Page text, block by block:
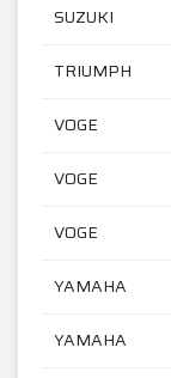
SUZUKI
TRIUMPH
VOGE
VOGE
VOGE
YAMAHA
YAMAHA